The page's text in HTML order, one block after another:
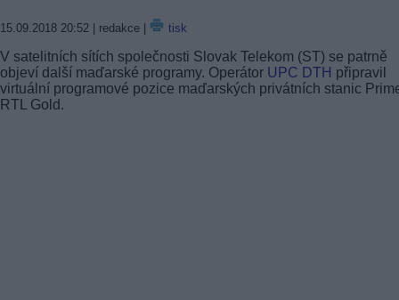
15.09.2018 20:52 | redakce | tisk
V satelitních sítích společnosti Slovak Telekom (ST) se patrně
objeví další maďarské programy. Operátor UPC DTH připravil
virtuální programové pozice maďarských privátních stanic
RTL Gold.